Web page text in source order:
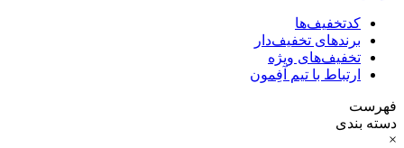
کدتخفیف‌ها
برندهای تخفیف‌دار
تخفیف‌های ویژه
ارتباط با تیم آفِمون
فهرست
دسته بندی
×